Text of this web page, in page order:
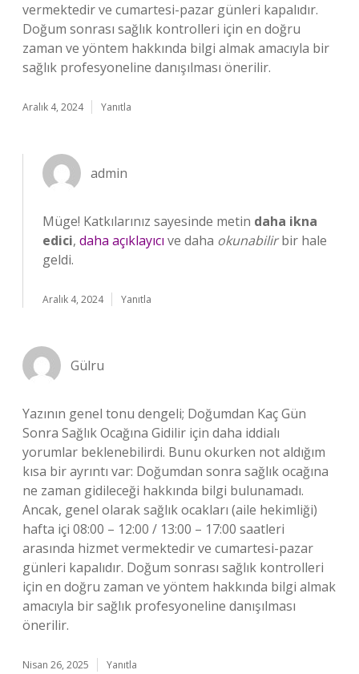
vermektedir ve cumartesi-pazar günleri kapalıdır.
Doğum sonrası sağlık kontrolleri için en doğru
zaman ve yöntem hakkında bilgi almak amacıyla bir
sağlık profesyoneline danışılması önerilir.
Aralık 4, 2024 Yanıtla
admin
Müge! Katkılarınız sayesinde metin daha ikna
edici, daha açıklayıcı ve daha okunabilirbir hale
geldi.
Aralık 4, 2024 Yanıtla
Gülru
Yazının genel tonu dengeli; Doğumdan Kaç Gün
Sonra Sağlık Ocağına Gidilir için daha iddialı
yorumlar beklenebilirdi. Bunu okurken not aldığım
kısa bir ayrıntı var: Doğumdan sonra sağlık ocağına
ne zaman gidileceği hakkında bilgi bulunamadı.
Ancak, genel olarak sağlık ocakları (aile hekimliği)
hafta içi 08:00 – 12:00 / 13:00 – 17:00 saatleri
arasında hizmet vermektedir ve cumartesi-pazar
günleri kapalıdır. Doğum sonrası sağlık kontrolleri
için en doğru zaman ve yöntem hakkında bilgi almak
amacıyla bir sağlık profesyoneline danışılması
önerilir.
Nisan 26, 2025 Yanıtla